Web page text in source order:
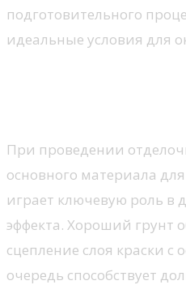
подготовительного
идеальные условия для
При проведении
основного материала
играет ключевую роль в
эффекта. Хороший грунт
сцепление слоя краски с
очередь способствует